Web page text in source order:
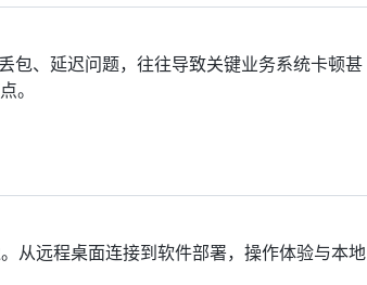
包、延迟问题，往往导致关键业务系统卡顿甚
。
从远程桌面连接到软件部署，操作体验与本地